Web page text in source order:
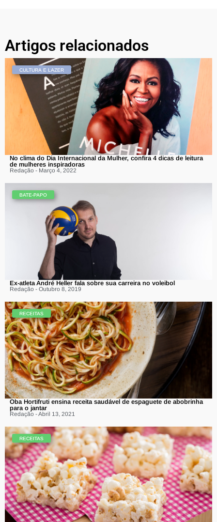
Artigos relacionados
CULTURA E LAZER
No clima do Dia Internacional da Mulher, confira 4 dicas de leitura
de mulheres inspiradoras
Redação - Março 4, 2022
BATE-PAPO
Ex-atleta André Heller fala sobre sua carreira no voleibol
Redação - Outubro 8, 2019
RECEITAS
Oba Hortifruti ensina receita saudável de espaguete de abobrinha
para o jantar
Redação - Abril 13, 2021
RECEITAS